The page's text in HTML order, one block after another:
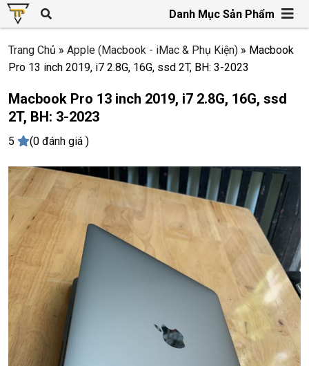
Danh Mục Sản Phẩm
Trang Chủ » Apple (Macbook - iMac & Phụ Kiện) » Macbook
Pro 13 inch 2019, i7 2.8G, 16G, ssd 2T, BH: 3-2023
Macbook Pro 13 inch 2019, i7 2.8G, 16G, ssd
2T, BH: 3-2023
5 (0 đánh giá )